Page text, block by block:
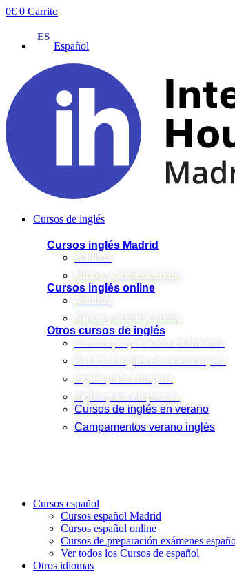
Ir
contenido
0€ 0 Carrito
Español
Cursos de inglés
Cursos inglés Madrid
Adultos
Niños y adolescentes
Cursos inglés online
Adultos
Niños y adolescentes
Otros cursos de inglés
Cursos preparación exámenes
Estudiar inglés en el extranjero
Inglés para colegios
Inglés para empresas
Cursos de inglés en verano
Campamentos verano inglés
Cursos español
Cursos español Madrid
Cursos español online
Cursos de preparación exámenes
Ver todos los Cursos de español
Otros idiomas